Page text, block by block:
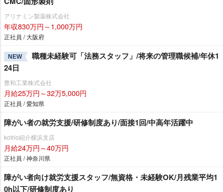
アリナミン製薬株式会社
年収830万円～1,000万円
正社員 / 大阪府
NEW
職種未経験可「法務スタッフ」/将来の管理職候補/年休1
24日
豊和工業株式会社
月給25万円～32万5,000円
正社員 / 愛知県
障がい者の就労支援/研修制度あり/面接1回/中高年活躍中
kotrio紹介横浜支店
月給24万円～40万円
正社員 / 神奈川県
障がい者向け就労支援スタッフ/無資格・未経験OK/月残業平均1
0h以下/研修制度あり